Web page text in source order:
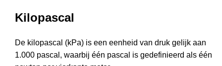
Kilopascal
De kilopascal (kPa) is een eenheid van druk gelijk aan
1.000 pascal, waarbij één pascal is gedefinieerd als één